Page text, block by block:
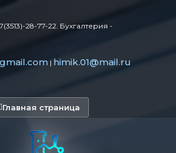
28-77-22. Бухгалтерия -
| himik.01@mail.ru
Главная страница